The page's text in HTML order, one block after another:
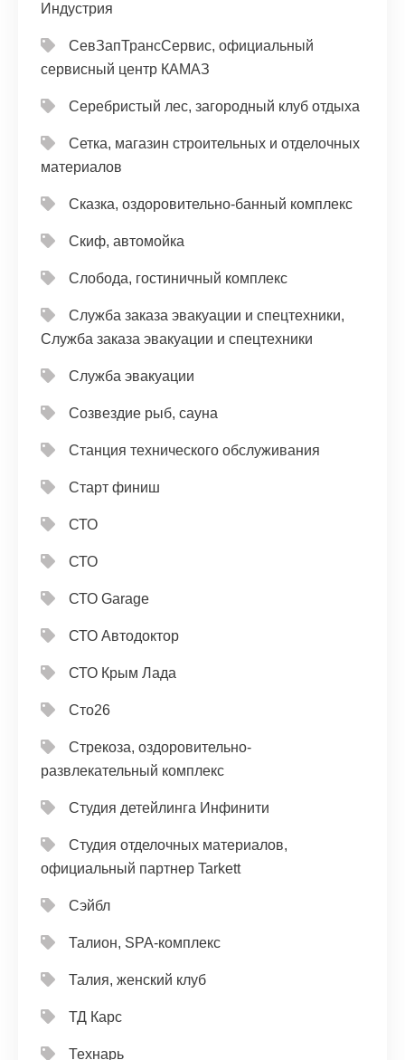
Индустрия
СевЗапТрансСервис, официальный
сервисный центр КАМАЗ
Серебристый лес, загородный клуб отдыха
Сетка, магазин строительных и отделочных
материалов
Сказка, оздоровительно-банный комплекс
Скиф, автомойка
Слобода, гостиничный комплекс
Служба заказа эвакуации и спецтехники,
Служба заказа эвакуации и спецтехники
Служба эвакуации
Созвездие рыб, сауна
Станция технического обслуживания
Старт финиш
СТО
СТО
СТО Garage
СТО Автодоктор
СТО Крым Лада
Сто26
Стрекоза, оздоровительно-
развлекательный комплекс
Студия детейлинга Инфинити
Студия отделочных материалов,
официальный партнер Tarkett
Сэйбл
Талион, SPA-комплекс
Талия, женский клуб
ТД Карс
Технарь